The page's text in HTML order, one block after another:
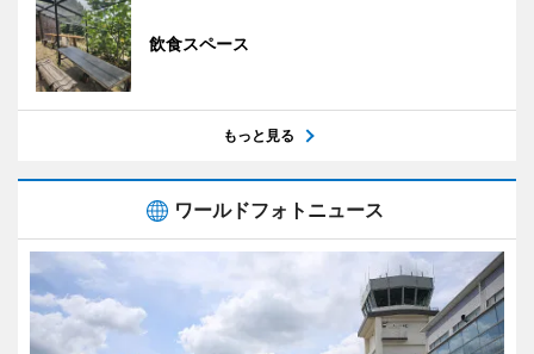
飲食スペース
もっと見る
ワールドフォトニュース